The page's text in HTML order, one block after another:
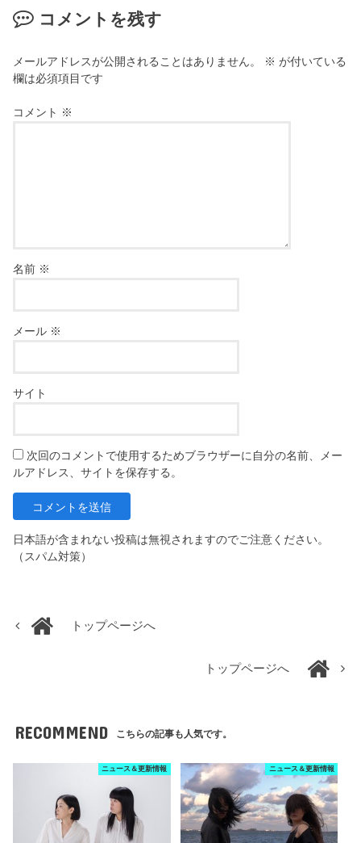
コメントを残す
メールアドレスが公開されることはありません。 ※ が付いている
欄は必須項目です
コメント ※
名前 ※
メール ※
サイト
次回のコメントで使用するためブラウザーに自分の名前、メー
ルアドレス、サイトを保存する。
日本語が含まれない投稿は無視されますのでご注意ください。
（スパム対策）
トップページへ
トップページへ
RECOMMEND こちらの記事も人気です。
ニュース＆更新情報 ニュース＆更新情報